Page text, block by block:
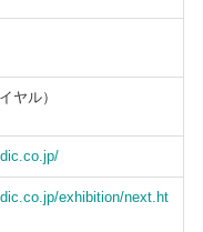
ヤル）
exhibition/next.ht